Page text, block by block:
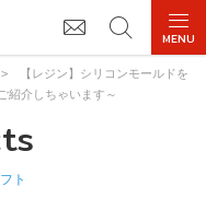
>
【レジン】シリコンモールドを
紹介しちゃいます～
ト